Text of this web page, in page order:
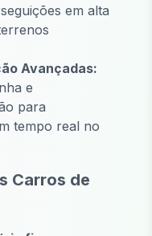
em alta
Avançadas:
e
para
tempo real no
Carros de